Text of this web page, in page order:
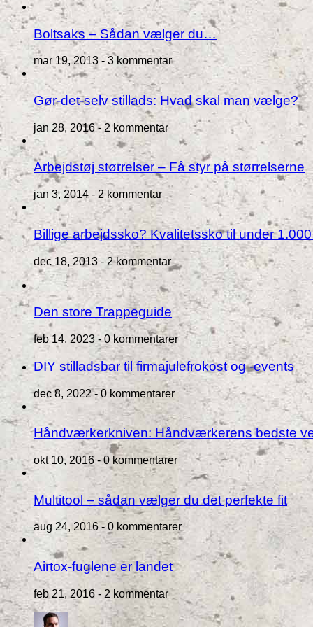
Boltsaks – Sådan vælger du…
mar 19, 2013 - 3 kommentar
Gør-det-selv stillads: Hvad skal man vælge?
jan 28, 2016 - 2 kommentar
Arbejdstøj størrelser – Få styr på størrelserne
jan 3, 2014 - 2 kommentar
Billige arbejdssko? Kvalitetssko til under
dec 18, 2013 - 2 kommentar
Den store Trappeguide
feb 14, 2023 -0 kommentarer
DIY stilladsbar til firmajulefrokost og -events
dec 8, 2022 - 0 kommentarer
Håndværkerkniven: Håndværkerens bedste
okt 10, 2016 -0 kommentarer
Multitool – sådan vælger du det perfekte fit
aug 24, 2016 -0 kommentarer
Airtox-fuglene er landet
feb 21, 2016 - 2 kommentar